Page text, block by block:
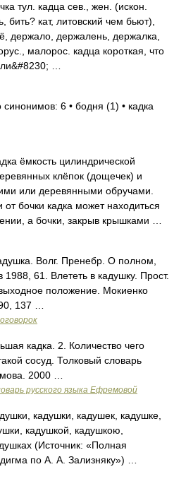
тул. кадца сев., жен. (искон.
бить? кат, литовский чем бьют),
держало, держалень, держалка,
малорос. кадца короткая, что
…
6 • бодня (1) • кадка
ёмкость цилиндрической
клёпок (дощечек) и
или деревянными обручами.
бочки кадка может находиться
а бочки, закрыв крышками …
Волг. Пренебр. О полном,
1988, 61. Влететь в кадушку. Прост.
положение. Мокиенко
137 …
кадка. 2. Количество чего
сосуд. Толковый словарь
2000 …
русского языка Ефремовой
кадушки, кадушек, кадушке,
кадушкой, кадушкою,
(Источник: «Полная
по А. А. Зализняку») …